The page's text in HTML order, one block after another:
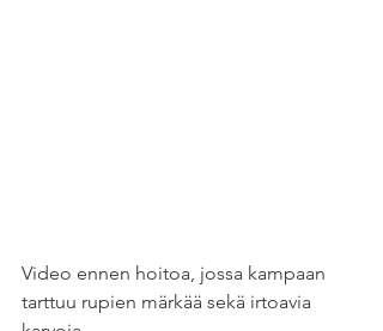
Video ennen hoitoa, jossa kampaan
tarttuu rupien märkää sekä irtoavia